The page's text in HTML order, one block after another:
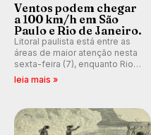
Ventos podem chegar
a 100 km/h em São
Paulo e Rio de Janeiro.
Litoral paulista está entre as
áreas de maior atenção nesta
sexta-feira (7), enquanto Rio
de Janeiro também recebe
km/h em Itanhaém.
leia mais »